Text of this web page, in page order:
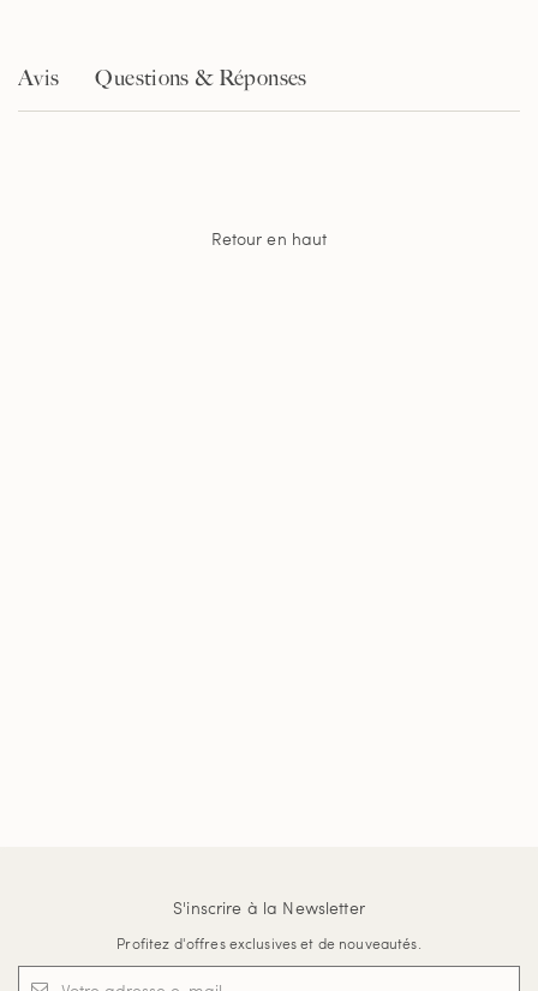
Avis Questions & Réponses
Retour en haut
S'inscrire à la Newsletter
Profitez d'offres exclusives et de nouveautés.